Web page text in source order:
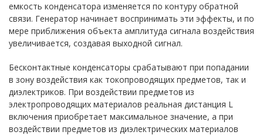
емкость конденсатора изменяется по контуру обратной
связи. Генератор начинает воспринимать эти эффекты, и по
мере приближения объекта амплитуда сигнала воздействия
увеличивается, создавая выходной сигнал.
Бесконтактные конденсаторы срабатывают при попадании
в зону воздействия как токопроводящих предметов, так и
диэлектриков. При воздействии предметов из
электропроводящих материалов реальная дистанция L
включения приобретает максимальное значение, а при
воздействии предметов из диэлектрических материалов